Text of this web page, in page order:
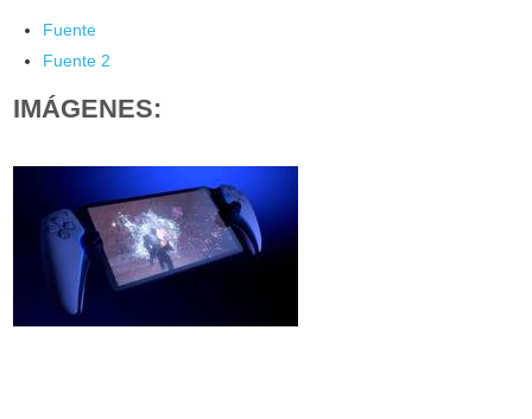
Fuente
Fuente 2
IMÁGENES: